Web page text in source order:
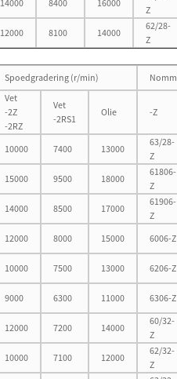
14000 8400 16000
Z
12000 8100 14000
62/28-
Z
Spoedgradering (r/min)
Vet
-2Z
-2RZ
Vet
-2RS1
Olie -Z
10000 7400 13000
63/28-
Z
15000 9500 18000
61806-
Z
14000 8500 17000
61906-
Z
12000 8000 15000 6006-Z
10000 7500 13000 6206-Z
9000 6300 11000 6306-Z
12000 7200 14000
60/32-
Z
10000 7100 12000
62/32-
Z